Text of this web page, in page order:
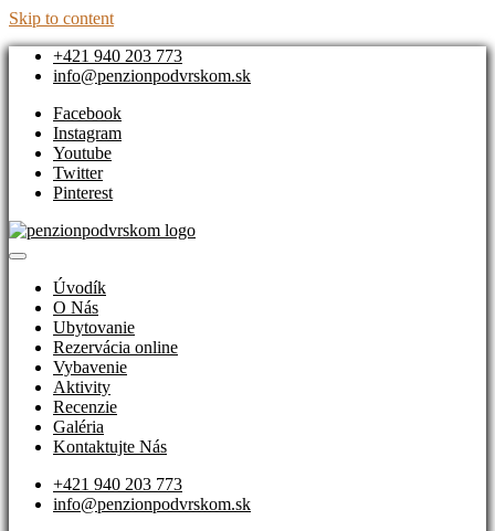
Skip to content
+421 940 203 773
info@penzionpodvrskom.sk
Facebook
Instagram
Youtube
Twitter
Pinterest
Úvodík
O Nás
Ubytovanie
Rezervácia online
Vybavenie
Aktivity
Recenzie
Galéria
Kontaktujte Nás
+421 940 203 773
info@penzionpodvrskom.sk